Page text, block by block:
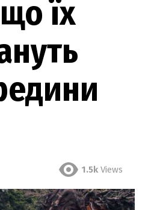
їх
1.5k Views